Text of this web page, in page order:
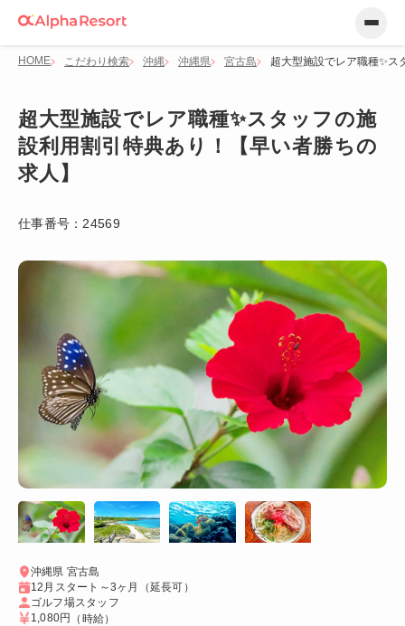
HOME こだわり検索 沖縄 沖縄県 宮古島 超大型施設でレア職種✨
超大型施設でレア職種✨スタッフの施
設利用割引特典あり！【早い者勝ちの
求人】
仕事番号： 24569
沖縄県 宮古島
12月スタート～3ヶ月（延長可）
ゴルフ場スタッフ
1,080円
（時給）